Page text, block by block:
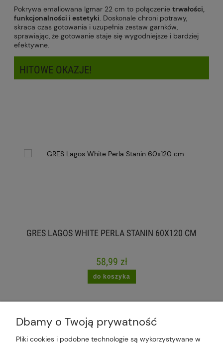
Pokrywa emaliowana Igmar 22 cm to połączenie trwałości,
funkcjonalności i estetyki. Doskonale chroni potrawy,
skraca czas gotowania i uzupełnia zestaw garnków,
sprawiając, że gotowanie staje się wygodniejsze i bardziej
efektywne.
HITOWE OKAZJE!
GRES LAGOS WHITE PERLA STANIN 60X120 CM
58,99 zł
do koszyka
Dbamy o Twoją prywatność
Pliki cookies i podobne technologie są wykorzystywane w